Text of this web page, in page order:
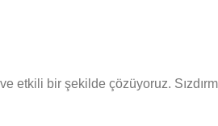
etkili bir şekilde çözüyoruz.